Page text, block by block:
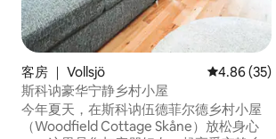
客房 ｜ Vollsjö 平均评分
4.86 (35)
斯科讷豪华宁静乡村小屋
今年夏天，在斯科讷伍德菲尔德乡村小屋
（Woodfield Cottage Skåne）放松身心